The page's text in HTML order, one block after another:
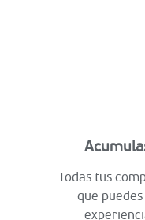
Todas tus
que